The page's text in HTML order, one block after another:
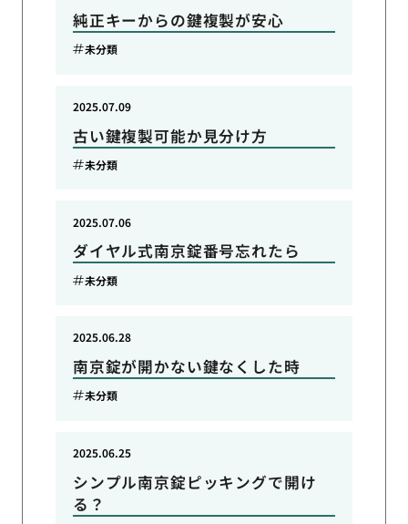
純正キーからの鍵複製が安心
未分類
古い鍵複製可能か見分け方
2025.07.09
未分類
ダイヤル式南京錠番号忘れたら
2025.07.06
未分類
南京錠が開かない鍵なくした時
2025.06.28
未分類
シンプル南京錠ピッキングで開け
る？
2025.06.25